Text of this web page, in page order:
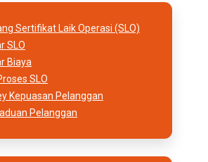
Sertifikat Laik Operasi (SLO)
SLO
Biaya
SLO
Kepuasan Pelanggan
Pelanggan